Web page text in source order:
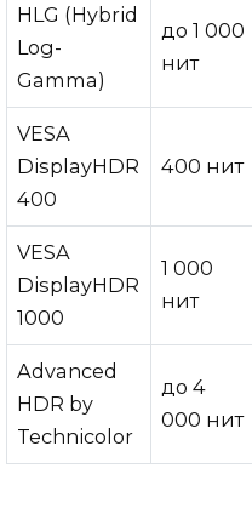
HLG (Hybrid
Log-
Gamma)
до 1 000
нит
VESA
DisplayHDR
400
400 нит
VESA
DisplayHDR
1000
1 000
нит
Advanced
HDR by
Technicolor
до 4
000 нит